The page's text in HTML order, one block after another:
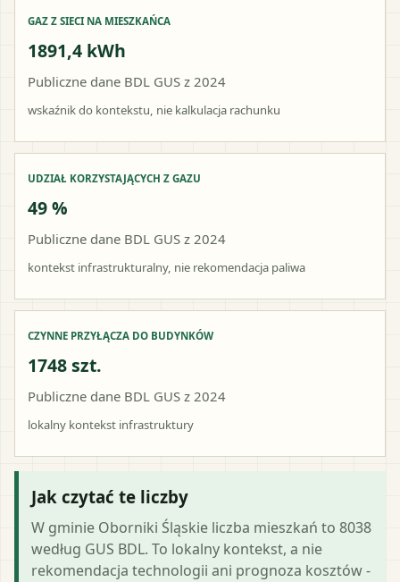
GAZ Z SIECI NA MIESZKAŃCA
1891,4 kWh
Publiczne dane BDL GUS z 2024
wskaźnik do kontekstu, nie kalkulacja rachunku
UDZIAŁ KORZYSTAJĄCYCH Z GAZU
49 %
Publiczne dane BDL GUS z 2024
kontekst infrastrukturalny, nie rekomendacja paliwa
CZYNNE PRZYŁĄCZA DO BUDYNKÓW
1748 szt.
Publiczne dane BDL GUS z 2024
lokalny kontekst infrastruktury
Jak czytać te liczby
W gminie Oborniki Śląskie liczba mieszkań to 8038
według GUS BDL. To lokalny kontekst, a nie
rekomendacja technologii ani prognoza kosztów -